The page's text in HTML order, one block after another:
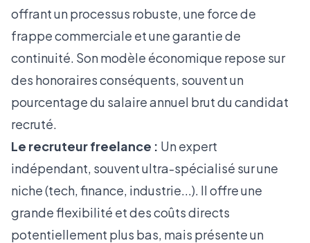
offrant un processus robuste, une force de
frappe commerciale et une garantie de
continuité. Son modèle économique repose sur
des honoraires conséquents, souvent un
pourcentage du salaire annuel brut du candidat
recruté.
Le recruteur freelance : Un expert
indépendant, souvent ultra-spécialisé sur une
niche (tech, finance, industrie...). Il offre une
grande flexibilité et des coûts directs
potentiellement plus bas, mais présente un